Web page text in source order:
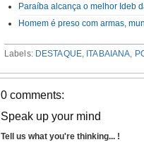
Paraíba alcança o melhor Ideb
Homem é preso com armas,
Labels: DESTAQUE, ITABAIANA
0 comments:
Speak up your mind
Tell us what you're thinking... !